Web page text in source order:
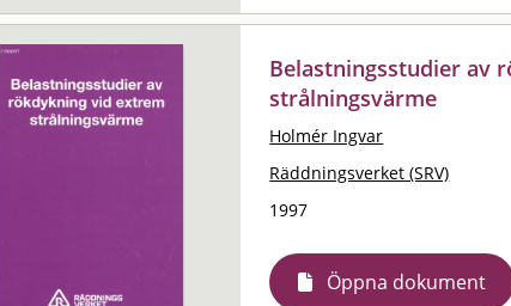
Belastningsstudier av
strålningsvärme
Holmér Ingvar
Räddningsverket (SRV)
1997
Öppna dokument